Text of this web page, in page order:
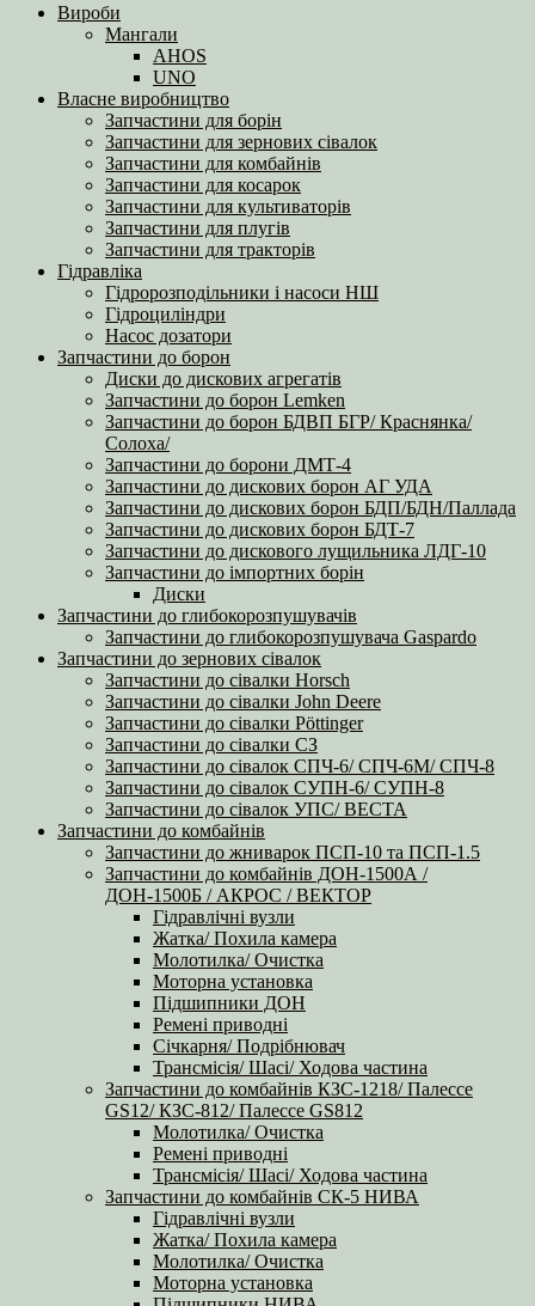
Вироби
Мангали
AHOS
UNO
Власне виробництво
Запчастини для борін
Запчастини для зернових сівалок
Запчастини для комбайнів
Запчастини для косарок
Запчастини для культиваторів
Запчастини для плугів
Запчастини для тракторів
Гідравліка
Гідророзподільники і насоси НШ
Гідроциліндри
Насос дозатори
Запчастини до борон
Диски до дискових агрегатів
Запчастини до борон Lemken
Запчастини до борон БДВП БГР/ Краснянка/
Солоха/
Запчастини до борони ДМТ-4
Запчастини до дискових борон АГ УДА
Запчастини до дискових борон БДП/БДН/Паллада
Запчастини до дискових борон БДТ-7
Запчастини до дискового лущильника ЛДГ-10
Запчастини до імпортних борін
Диски
Запчастини до глибокорозпушувачів
Запчастини до глибокорозпушувача Gaspardo
Запчастини до зернових сівалок
Запчастини до сівалки Horsch
Запчастини до сівалки John Deere
Запчастини до сівалки Pöttinger
Запчастини до сівалки СЗ
Запчастини до сівалок СПЧ-6/ СПЧ-6М/ СПЧ-8
Запчастини до сівалок СУПН-6/ СУПН-8
Запчастини до сівалок УПС/ ВЕСТА
Запчастини до комбайнів
Запчастини до жниварок ПСП-10 та ПСП-1.5
Запчастини до комбайнів ДОН-1500А /
ДОН-1500Б / АКРОС / ВЕКТОР
Гідравлічні вузли
Жатка/ Похила камера
Молотилка/ Очистка
Моторна установка
Підшипники ДОН
Ремені приводні
Січкарня/ Подрібнювач
Трансмісія/ Шасі/ Ходова частина
Запчастини до комбайнів КЗС-1218/ Палессе
GS12/ КЗС-812/ Палессе GS812
Молотилка/ Очистка
Ремені приводні
Трансмісія/ Шасі/ Ходова частина
Запчастини до комбайнів СК-5 НИВА
Гідравлічні вузли
Жатка/ Похила камера
Молотилка/ Очистка
Моторна установка